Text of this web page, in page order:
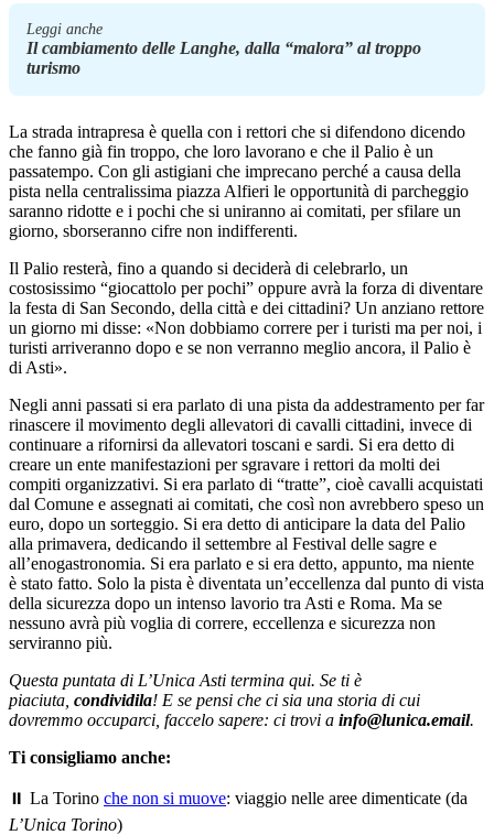
Leggi anche
Il cambiamento delle Langhe, dalla “malora” al troppo
turismo
La strada intrapresa è quella con i rettori che si difendono dicendo
che fanno già fin troppo, che loro lavorano e che il Palio è un
passatempo. Con gli astigiani che imprecano perché a causa della
pista nella centralissima piazza Alfieri le opportunità di parcheggio
saranno ridotte e i pochi che si uniranno ai comitati, per sfilare un
giorno, sborseranno cifre non indifferenti.
Il Palio resterà, fino a quando si deciderà di celebrarlo, un
costosissimo “giocattolo per pochi” oppure avrà la forza di diventare
la festa di San Secondo, della città e dei cittadini? Un anziano rettore
un giorno mi disse: «Non dobbiamo correre per i turisti ma per noi, i
turisti arriveranno dopo e se non verranno meglio ancora, il Palio è
di Asti».
Negli anni passati si era parlato di una pista da addestramento per far
rinascere il movimento degli allevatori di cavalli cittadini, invece di
continuare a rifornirsi da allevatori toscani e sardi. Si era detto di
creare un ente manifestazioni per sgravare i rettori da molti dei
compiti organizzativi. Si era parlato di “tratte”, cioè cavalli acquistati
dal Comune e assegnati ai comitati, che così non avrebbero speso un
euro, dopo un sorteggio. Si era detto di anticipare la data del Palio
alla primavera, dedicando il settembre al Festival delle sagre e
all’enogastronomia. Si era parlato e si era detto, appunto, ma niente
è stato fatto. Solo la pista è diventata un’eccellenza dal punto di vista
della sicurezza dopo un intenso lavorio tra Asti e Roma. Ma se
nessuno avrà più voglia di correre, eccellenza e sicurezza non
serviranno più.
Questa puntata di L’Unica Asti termina qui. Se ti è
piaciuta, condividila! E se pensi che ci sia una storia di cui
dovremmo occuparci, faccelo sapere: ci trovi a info@lunica.email.
Ti consigliamo anche:
⏸️ La Torino che non si muove: viaggio nelle aree dimenticate (da
L’Unica Torino)